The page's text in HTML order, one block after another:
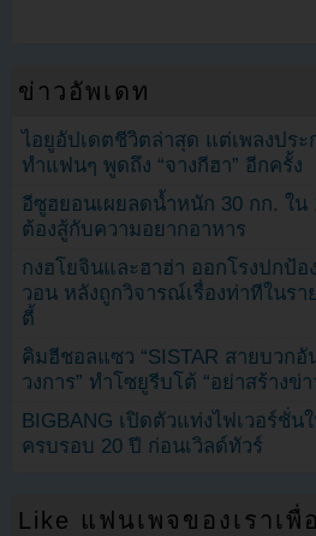
ข่าวอัพเดท
ไอยูอัปเดตชีวิตล่าสุด แต่เพลงปร
ทำแฟนๆ พูดถึง “จางกีฮา” อีกครั้ง
อีซูฮยอนเผยลดน้ำหนัก 30 กก. ใน
ต้องสู้กับความอยากอาหาร
กงฮโยจินและฮาฮ่า ออกโรงปกป้อ
วอน หลังถูกวิจารณ์เรื่องท่าทีในรา
ตี้
คิมฮีชอลแซว “SISTAR สายบวก
วงการ” ทำโซยูรีบโต้ “อย่าสร้างข่า
BIGBANG เปิดตัวแท่งไฟเวอร์ชั่น
ครบรอบ 20 ปี ก่อนเวิลด์ทัวร์
Like แฟนเพจของเราเพื่